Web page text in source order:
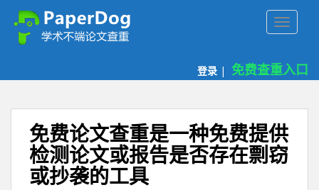
登录 | 免费查重入口
免费论文查重是一种免费提供
检测论文或报告是否存在剽窃
或抄袭的工具